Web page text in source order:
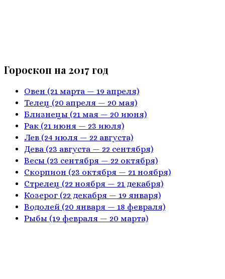
Гороскоп на 2017 год
Овен (21 марта — 19 апреля)
Телец (20 апреля — 20 мая)
Близнецы (21 мая — 20 июня)
Рак (21 июня — 23 июля)
Лев (24 июля — 22 августа)
Дева (23 августа — 22 сентября)
Весы (23 сентября — 22 октября)
Скорпион (23 октября — 21 ноября)
Стрелец (22 ноября — 21 декабря)
Козерог (22 декабря — 19 января)
Водолей (20 января — 18 февраля)
Рыбы (19 февраля — 20 марта)